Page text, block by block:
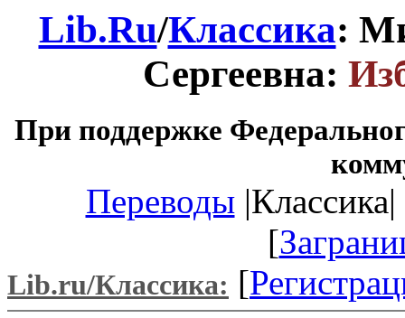
Lib.Ru/Классика:
Сергеевна:
При поддержке
Переводы
[
Lib.ru/Классика: [